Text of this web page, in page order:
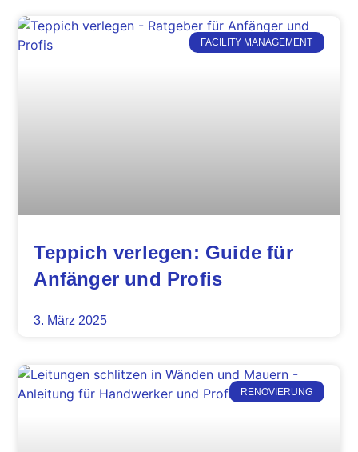
FACILITY MANAGEMENT
Teppich verlegen: Guide für
Anfänger und Profis
3. März 2025
RENOVIERUNG